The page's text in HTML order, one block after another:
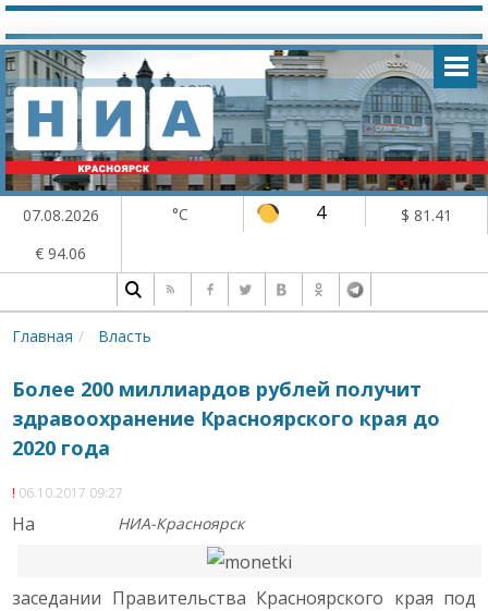
07.08.2026 °C 4
$ 81.41
€ 94.06
Главная Власть
Более 200 миллиардов рублей получит
здравоохранение Красноярского края до
2020 года
06.10.2017 09:27
НИА-Красноярск
На
заседании Правительства Красноярского края под